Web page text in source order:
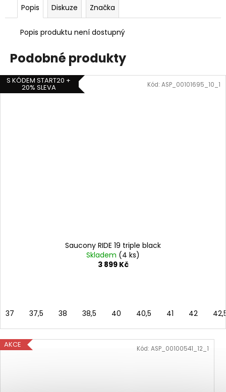
Popis Diskuze Značka
Popis produktu není dostupný
Podobné produkty
S KÓDEM START20 +
20% SLEVA
Saucony RIDE 19 triple black
Skladem (4 ks)
3 899 Kč
37 37,5 38 38,5 40 40,5 41 42
Kód: ASP_00101695_10_1
AKCE Kód: ASP_00100541_12_1